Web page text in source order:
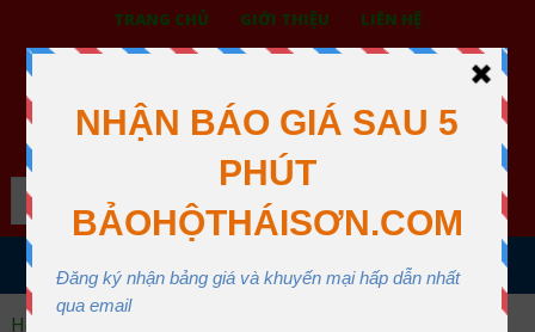
TRANG CHỦ GIỚI THIỆU LIÊN HỆ
BẢO HỘ LAO ĐỘNG THÁI SƠN
XƯỞNG MAY THÁI SƠN QUẬN 12
Search
MENU
Home